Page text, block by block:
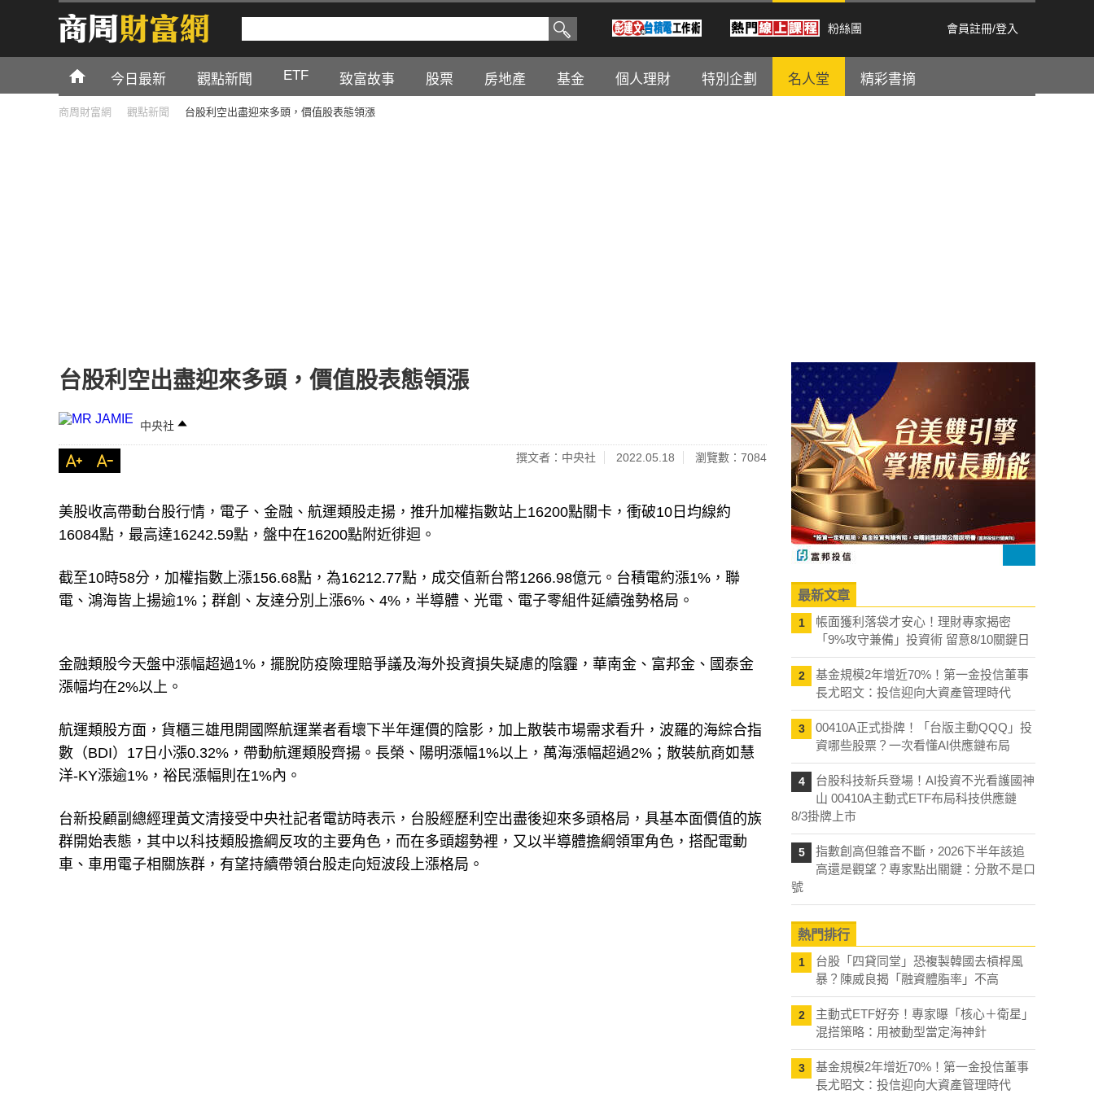
粉絲團 會員註冊/登入
今日最新 觀點新聞 ETF 致富故事 股票 房地產 基金 個人理財 特別企劃 名人堂 精彩書摘
商周財富網 觀點新聞 台股利空出盡迎來多頭，價值股表態領漲
台股利空出盡迎來多頭，價值股表態領漲
中央社
撰文者：中央社 2022.05.18 瀏覽數：7084
美股收高帶動台股行情，電子、金融、航運類股走揚，推升加權指數站上16200點關卡，衝破10日均線約
16084點，最高達16242.59點，盤中在16200點附近徘迴。
截至10時58分，加權指數上漲156.68點，為16212.77點，成交值新台幣1266.98億元。台積電約漲1%，聯
電、鴻海皆上揚逾1%；群創、友達分別上漲6%、4%，半導體、光電、電子零組件延續強勢格局。
金融類股今天盤中漲幅超過1%，擺脫防疫險理賠爭議及海外投資損失疑慮的陰霾，華南金、富邦金、國泰金
漲幅均在2%以上。
航運類股方面，貨櫃三雄甩開國際航運業者看壞下半年運價的陰影，加上散裝市場需求看升，波羅的海綜合指
數（BDI）17日小漲0.32%，帶動航運類股齊揚。長榮、陽明漲幅1%以上，萬海漲幅超過2%；散裝航商如慧
洋-KY漲逾1%，裕民漲幅則在1%內。
台新投顧副總經理黃文清接受中央社記者電訪時表示，台股經歷利空出盡後迎來多頭格局，具基本面價值的族
群開始表態，其中以科技類股擔綱反攻的主要角色，而在多頭趨勢裡，又以半導體擔綱領軍角色，搭配電動
車、車用電子相關族群，有望持續帶領台股走向短波段上漲格局。
最新文章
1
帳面獲利落袋才安心！理財專家揭密
「9%攻守兼備」投資術 留意8/10關鍵日
2
基金規模2年增近70%！第一金投信董事
長尤昭文：投信迎向大資產管理時代
3
00410A正式掛牌！「台版主動QQQ」投
資哪些股票？一次看懂AI供應鏈布局
4
台股科技新兵登場！AI投資不光看護國神
山 00410A主動式ETF布局科技供應鏈
8/3掛牌上市
5
指數創高但雜音不斷，2026下半年該追
高還是觀望？專家點出關鍵：分散不是口
號
熱門排行
1
台股「四貸同堂」恐複製韓國去槓桿風
暴？陳威良揭「融資體脂率」不高
2
主動式ETF好夯！專家曝「核心＋衛星」
混搭策略：用被動型當定海神針
3
基金規模2年增近70%！第一金投信董事
長尤昭文：投信迎向大資產管理時代